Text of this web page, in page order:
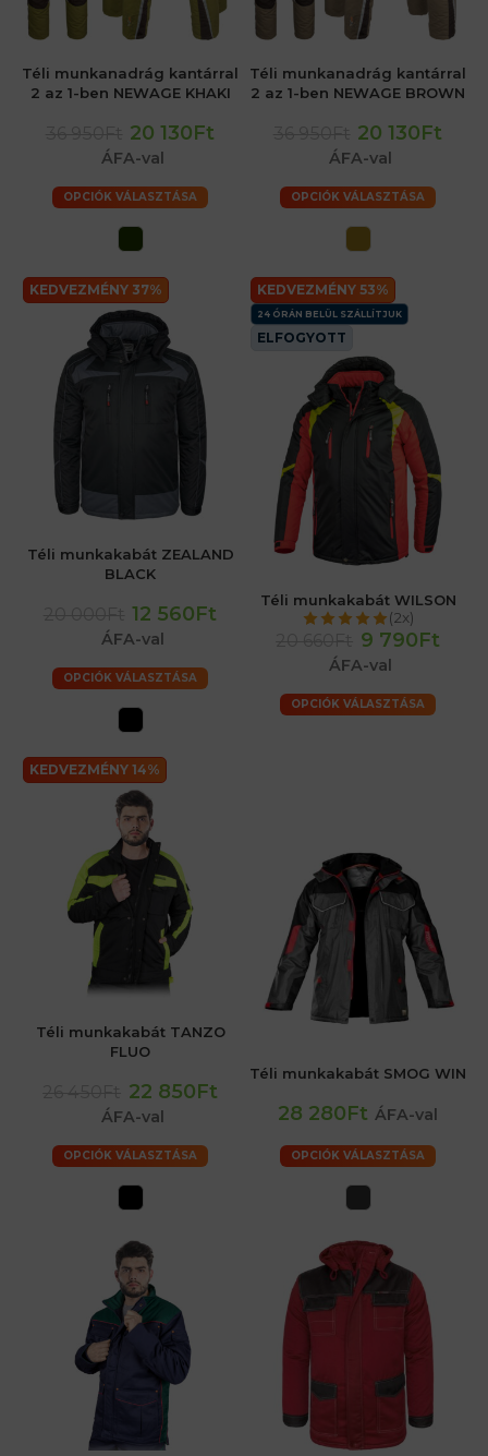
Téli munkanadrág kantárral
2 az 1-ben NEWAGE KHAKI
20 130Ft
ÁFA-val
OPCIÓK VÁLASZTÁSA
Téli munkanadrág kantárral
2 az 1-ben NEWAGE BROWN
20 130Ft
ÁFA-val
OPCIÓK VÁLASZTÁSA
KEDVEZMÉNY 37%
Téli munkakabát ZEALAND
BLACK
12 560Ft
ÁFA-val
OPCIÓK VÁLASZTÁSA
KEDVEZMÉNY 53%
24 ÓRÁN BELÜL SZÁLLÍTJUK
ELFOGYOTT
Téli munkakabát WILSON
(2x)
9 790Ft
ÁFA-val
OPCIÓK VÁLASZTÁSA
KEDVEZMÉNY 14%
Téli munkakabát TANZO
FLUO
22 850Ft
ÁFA-val
OPCIÓK VÁLASZTÁSA
Téli munkakabát SMOG WIN
28 280Ft ÁFA-val
OPCIÓK VÁLASZTÁSA